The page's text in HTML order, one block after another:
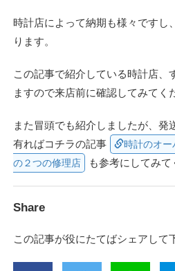
時計店によって納期も様々ですし
ります。
この記事で紹介している時計店、
ますので来店前に確認してみてく
また冒頭でも紹介しましたが、発
有ればコチラの記事
時計のオー
の２つの修理店
も参考にしてみて
Share
この記事が役にたてばシェアして